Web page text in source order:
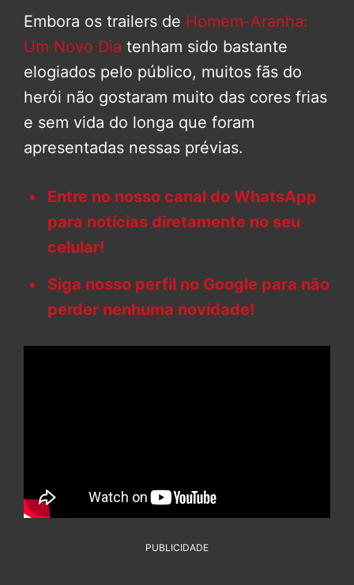
Embora os trailers de Homem-Aranha:
Um Novo Dia tenham sido bastante
elogiados pelo público, muitos fãs do
herói não gostaram muito das cores frias
e sem vida do longa que foram
apresentadas nessas prévias.
Entre no nosso canal do WhatsApp
para notícias diretamente no seu
celular!
Siga nosso perfil no Google para não
perder nenhuma novidade!
PUBLICIDADE